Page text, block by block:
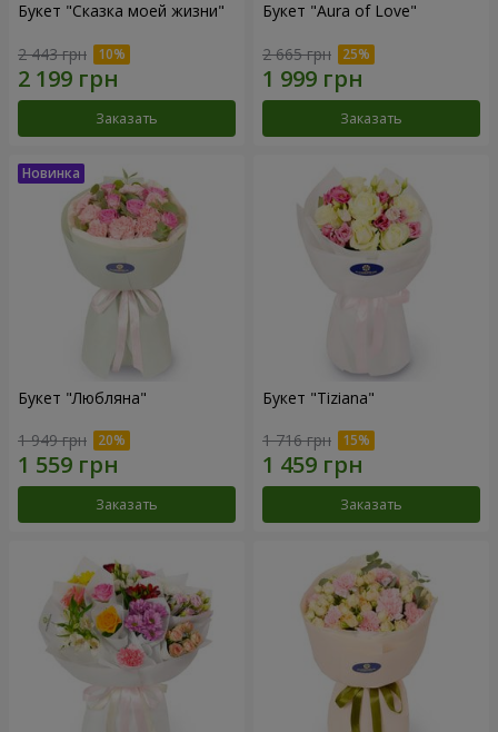
Букет "Сказка моей жизни"
2 443 грн
Заказать
Букет "Aura of Love"
2 665 грн
Заказать
Букет "Любляна"
1 949 грн
Заказать
Букет "Tiziana"
1 716 грн
Заказать